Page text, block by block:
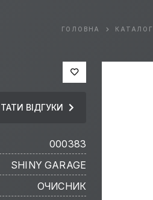
ГОЛОВНА КАТАЛОГ
ВІДГУКИ
000383
SHINY GARAGE
ОЧИСНИК